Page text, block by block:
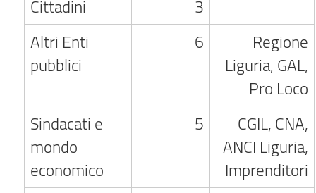
Cittadini
3
Altri Enti
pubblici
6
Regione
Liguria, GAL,
Pro Loco
Sindacati e
mondo
economico
5
CGIL, CNA,
ANCI Liguria,
Imprenditori